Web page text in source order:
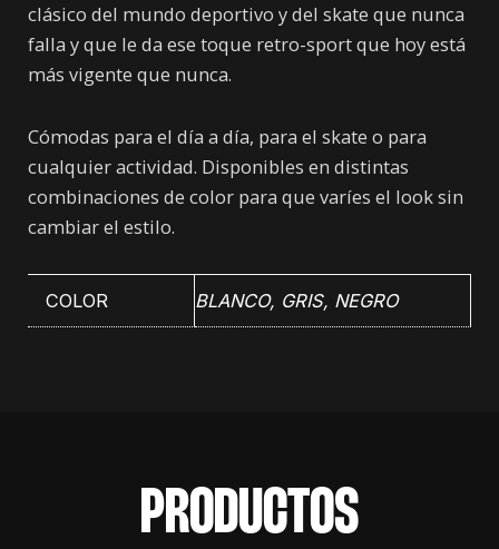
clásico del mundo deportivo y del skate que nunca
falla y que le da ese toque retro-sport que hoy está
más vigente que nunca.
Cómodas para el día a día, para el skate o para
cualquier actividad. Disponibles en distintas
combinaciones de color para que varíes el look sin
cambiar el estilo.
COLOR BLANCO, GRIS, NEGRO
PRODUCTOS